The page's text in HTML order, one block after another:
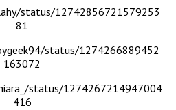
status/12742856721579253
81
status/1274266889452
163072
status/1274267214947004
416